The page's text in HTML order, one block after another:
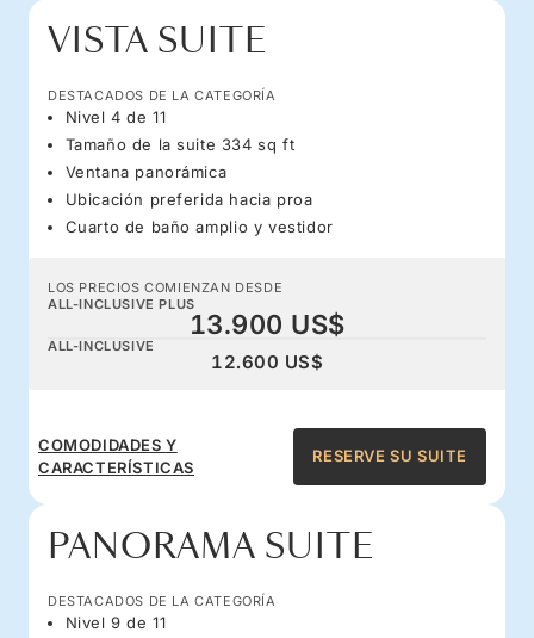
VISTA SUITE
DESTACADOS DE LA CATEGORÍA
Nivel 4 de 11
Tamaño de la suite 334 sq ft
Ventana panorámica
Ubicación preferida hacia proa
Cuarto de baño amplio y vestidor
LOS PRECIOS COMIENZAN DESDE
ALL-INCLUSIVE PLUS
13.900 US$
ALL-INCLUSIVE
12.600 US$
COMODIDADES Y
CARACTERÍSTICAS
RESERVE SU SUITE
PANORAMA SUITE
DESTACADOS DE LA CATEGORÍA
Nivel 9 de 11